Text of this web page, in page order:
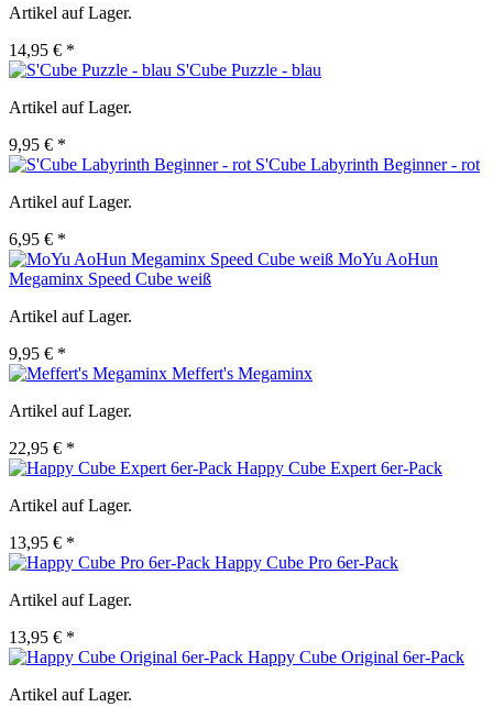
Artikel auf Lager.
14,95 € *
S'Cube Puzzle - blau
Artikel auf Lager.
9,95 € *
S'Cube Labyrinth Beginner - rot
Artikel auf Lager.
6,95 € *
MoYu AoHun
Megaminx Speed Cube weiß
Artikel auf Lager.
9,95 € *
Meffert's Megaminx
Artikel auf Lager.
22,95 € *
Happy Cube Expert 6er-Pack
Artikel auf Lager.
13,95 € *
Happy Cube Pro 6er-Pack
Artikel auf Lager.
13,95 € *
Happy Cube Original 6er-Pack
Artikel auf Lager.